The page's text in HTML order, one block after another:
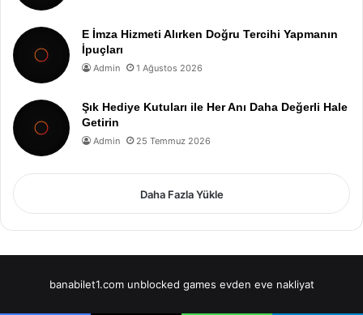
E İmza Hizmeti Alırken Doğru Tercihi Yapmanın
İpuçları
Admin 1 Ağustos 2026
Şık Hediye Kutuları ile Her Anı Daha Değerli Hale
Getirin
Admin 25 Temmuz 2026
Daha Fazla Yükle
banabilet1.com unblocked games evden eve nakliyat